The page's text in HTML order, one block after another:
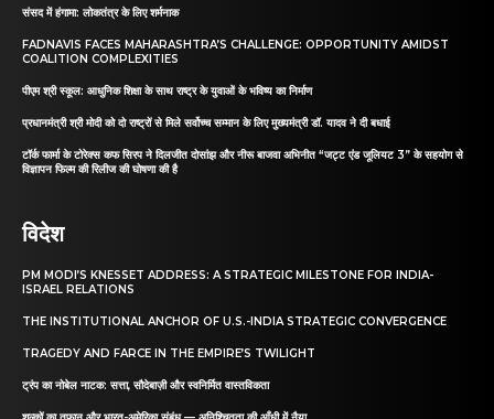
संसद में हंगामा: लोकतंत्र के लिए शर्मनाक
FADNAVIS FACES MAHARASHTRA’S CHALLENGE: OPPORTUNITY AMIDST
COALITION COMPLEXITIES
पीएम श्री स्कूल: आधुनिक शिक्षा के साथ राष्ट्र के युवाओं के भविष्य का निर्माण
प्रधानमंत्री श्री मोदी को दो राष्ट्रों से मिले सर्वोच्च सम्मान के लिए मुख्यमंत्री डॉ. यादव ने दी बधाई
टॉर्क फार्मा के टोरेक्स कफ सिरप ने दिलजीत दोसांझ और नीरू बाजवा अभिनीत “जट्ट एंड जूलियट 3” के सहयोग से
विज्ञापन फिल्म की रिलीज की घोषणा की है
विदेश
PM MODI’S KNESSET ADDRESS: A STRATEGIC MILESTONE FOR INDIA-
ISRAEL RELATIONS
THE INSTITUTIONAL ANCHOR OF U.S.-INDIA STRATEGIC CONVERGENCE
TRAGEDY AND FARCE IN THE EMPIRE’S TWILIGHT
ट्रंप का नोबेल नाटक: सत्ता, सौदेबाज़ी और स्वनिर्मित वास्तविकता